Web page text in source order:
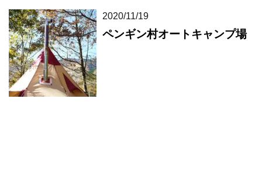
2020/11/19
ペンギン村オートキャンプ場